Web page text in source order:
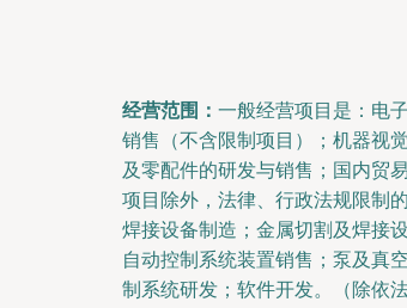
经营范围： 一般经营项目是：电
销售（不含限制项目）；机器视
及零配件的研发与销售；国内贸
项目除外，法律、行政法规限制
焊接设备制造；金属切割及焊接
自动控制系统装置销售；泵及真
制系统研发；软件开发。（除依